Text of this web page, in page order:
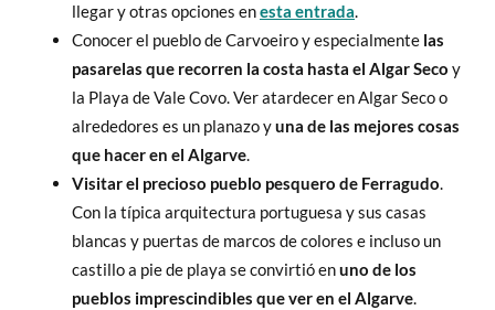
llegar y otras opciones enesta entrada.
Conocer el pueblo de Carvoeiro y especialmente las
pasarelas que recorren la costa hasta el Algar Seco y
la Playa de Vale Covo. Ver atardecer en Algar Seco o
alrededores es un planazo yuna de las mejores cosas
que hacer en el Algarve.
Visitar el precioso pueblo pesquero de Ferragudo.
Con la típica arquitectura portuguesa y sus casas
blancas y puertas de marcos de colores e incluso un
castillo a pie de playa se convirtió enuno de los
pueblos imprescindibles que ver en el Algarve.